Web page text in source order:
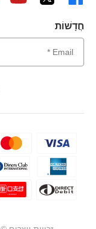
חֲדָשׁוֹת